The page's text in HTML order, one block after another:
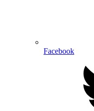
Facebook